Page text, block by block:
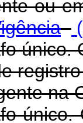
ou
único.
na
único.